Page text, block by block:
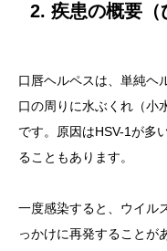
2. 疾患の概要（
口唇ヘルペスは、単純ヘ
口の周りに水ぶくれ（小
です。原因はHSV-1が多
ることもあります。
一度感染すると、ウイル
っかけに再発することが